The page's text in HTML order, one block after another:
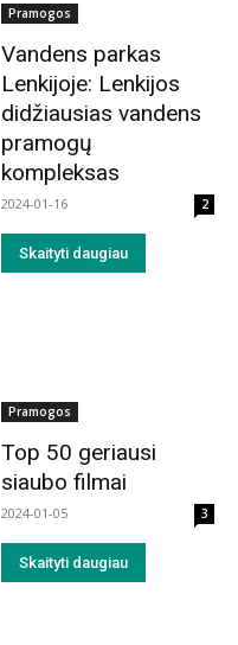
Pramogos
Vandens parkas
Lenkijoje: Lenkijos
didžiausias vandens
pramogų
kompleksas
2024-01-16 2
Skaityti daugiau
Pramogos
Top 50 geriausi
siaubo filmai
2024-01-05 3
Skaityti daugiau